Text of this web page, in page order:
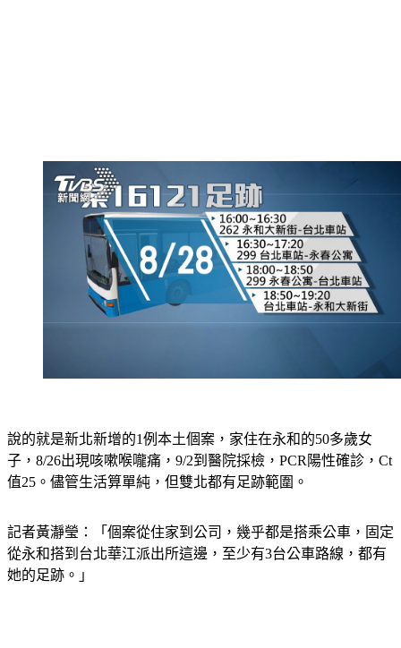
說的就是新北新增的1例本土個案，家住在永和的50多歲女
子，8/26出現咳嗽喉嚨痛，9/2到醫院採檢，PCR陽性確診，Ct
值25。儘管生活算單純，但雙北都有足跡範圍。
記者黃瀞瑩：「個案從住家到公司，幾乎都是搭乘公車，固定
從永和搭到台北華江派出所這邊，至少有3台公車路線，都有
她的足跡。」